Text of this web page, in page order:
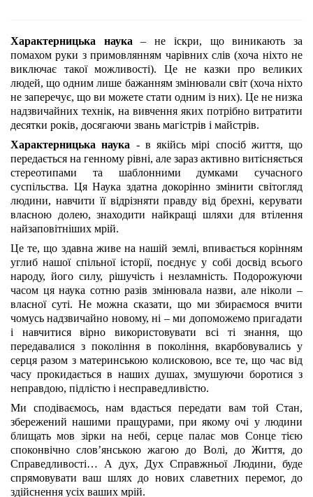
Характерницька наука – не іскри, що виникають за
помахом руки з примовлянням чарівних слів (хоча ніхто не
виключає такої можливості). Це не казки про великих
людей, що одним лише бажанням змінювали світ (хоча ніхто
не заперечує, що ви можете стати одним із них). Це не низка
надзвичайних технік, на вивчення яких потрібно витратити
десятки років, досягаючи звань магістрів і майстрів.
Характерницька наука - в якійсь мірі спосіб життя, що
передається на генному рівні, але зараз активно витісняється
стереотипами та шаблонними думками сучасного
суспільства. Ця Наука здатна докорінно змінити світогляд
людини, навчити її відрізняти правду від брехні, керувати
власною долею, знаходити найкращі шляхи для втілення
найзаповітніших мрій.
Це те, що здавна живе на нашій землі, впивається корінням
углиб нашої спільної історії, поєднує у собі досвід всього
народу, його силу, рішучість і незламність. Подорожуючи
часом ця наука сотню разів змінювала назви, але ніколи –
власної суті. Не можна сказати, що ми збираємося вчити
чомусь надзвичайно новому, ні – ми допоможемо пригадати
і навчитися вірно використовувати всі ті знання, що
передавалися з покоління в покоління, вкарбовувались у
серця разом з материнською колисковою, все те, що час від
часу прокидається в наших душах, змушуючи боротися з
неправдою, підлістю і несправедливістю.
Ми сподіваємось, нам вдасться передати вам той Стан,
збережений нашими пращурами, при якому очі у людини
блищать мов зірки на небі, серце палає мов Сонце тією
споконвічно слов’янською жагою до Волі, до Життя, до
Справедливості… А дух, Дух Справжньої Людини, буде
спрямовувати ваш шлях до нових славетних перемог, до
здійснення усіх ваших мрій.